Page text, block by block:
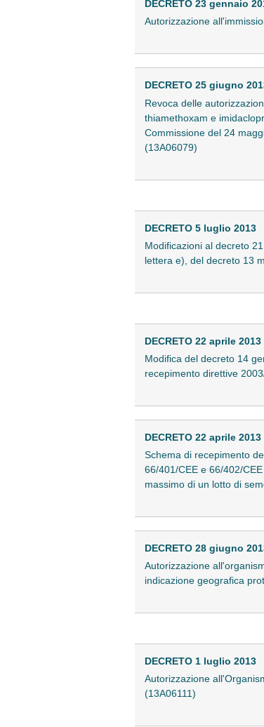
DECRETO 23 gennaio
Autorizzazione
DECRETO 25 giugno
Revoca delle
thiamethoxam e
Commissione del 24
(13A06079)
DECRETO 5 luglio 2013
Modificazioni al decreto
lettera e), del decreto 13
DECRETO 22 aprile 2013
Modifica del decreto 14
recepimento direttive
DECRETO 22 aprile 2013
Schema di recepimento
66/401/CEE e 66/402/
massimo di un lotto di
DECRETO 28 giugno
Autorizzazione
indicazione geografica
DECRETO 1 luglio 2013
Autorizzazione
(13A06111)